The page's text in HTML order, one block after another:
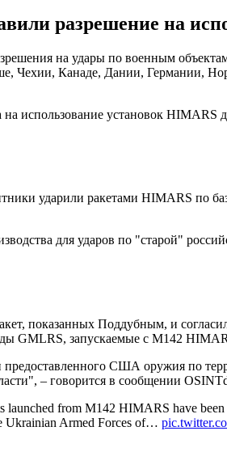
разрешение на
на удары по военным
Канаде, Дании, Германии,
использование установок
ударили ракетами HIMARS по
для ударов по "старой"
показанных Поддубным, и
GMLRS, запускаемые с M142
США оружия по
– говорится в сообщении
from M142 HIMARS have
Ukrainian Armed Forces of…